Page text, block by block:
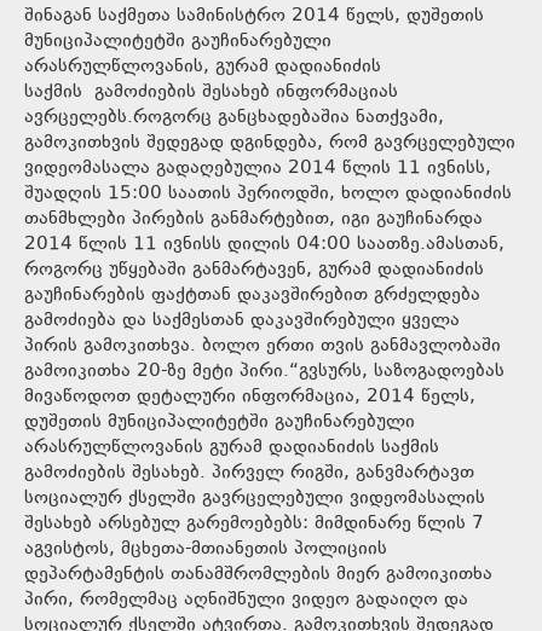
შინაგან საქმეთა სამინისტრო 2014 წელს, დუშეთის
მუნიციპალიტეტში გაუჩინარებული
არასრულწლოვანის, გურამ დადიანიძის
საქმის გამოძიების შესახებ ინფორმაციას
ავრცელებს.როგორც განცხადებაშია ნათქვამი,
გამოკითხვის შედეგად დგინდება, რომ გავრცელებული
ვიდეომასალა გადაღებულია 2014 წლის 11 ივნისს,
შუადღის 15:00 საათის პერიოდში, ხოლო დადიანიძის
თანმხლები პირების განმარტებით, იგი გაუჩინარდა
2014 წლის 11 ივნისს დილის 04:00 საათზე.ამასთან,
როგორც უწყებაში განმარტავენ, გურამ დადიანიძის
გაუჩინარების ფაქტთან დაკავშირებით გრძელდება
გამოძიება და საქმესთან დაკავშირებული ყველა
პირის გამოკითხვა. ბოლო ერთი თვის განმავლობაში
გამოიკითხა 20-ზე მეტი პირი.“გვსურს, საზოგადოებას
მივაწოდოთ დეტალური ინფორმაცია, 2014 წელს,
დუშეთის მუნიციპალიტეტში გაუჩინარებული
არასრულწლოვანის გურამ დადიანიძის საქმის
გამოძიების შესახებ. პირველ რიგში, განვმარტავთ
სოციალურ ქსელში გავრცელებული ვიდეომასალის
შესახებ არსებულ გარემოებებს: მიმდინარე წლის 7
აგვისტოს, მცხეთა-მთიანეთის პოლიციის
დეპარტამენტის თანამშრომლების მიერ გამოიკითხა
პირი, რომელმაც აღნიშნული ვიდეო გადაიღო და
სოციალურ ქსელში ატვირთა. გამოკითხვის შედეგად